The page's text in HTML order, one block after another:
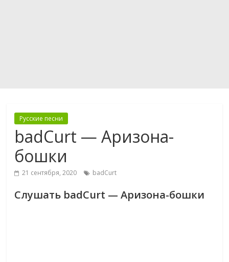
Русские песни
badCurt — Аризона-
бошки
21 сентября, 2020 badCurt
Слушать badCurt — Аризона-бошки